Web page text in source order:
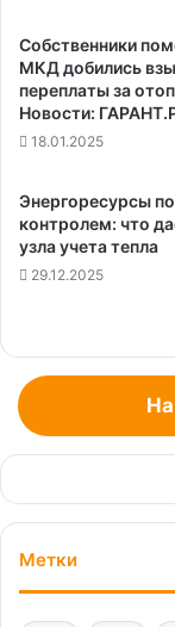
Собственники
МКД добились
переплаты за
Новости:
18.01.2025
Энергоресурсы
контролем: что
узла учета тепла
29.12.2025
Метки